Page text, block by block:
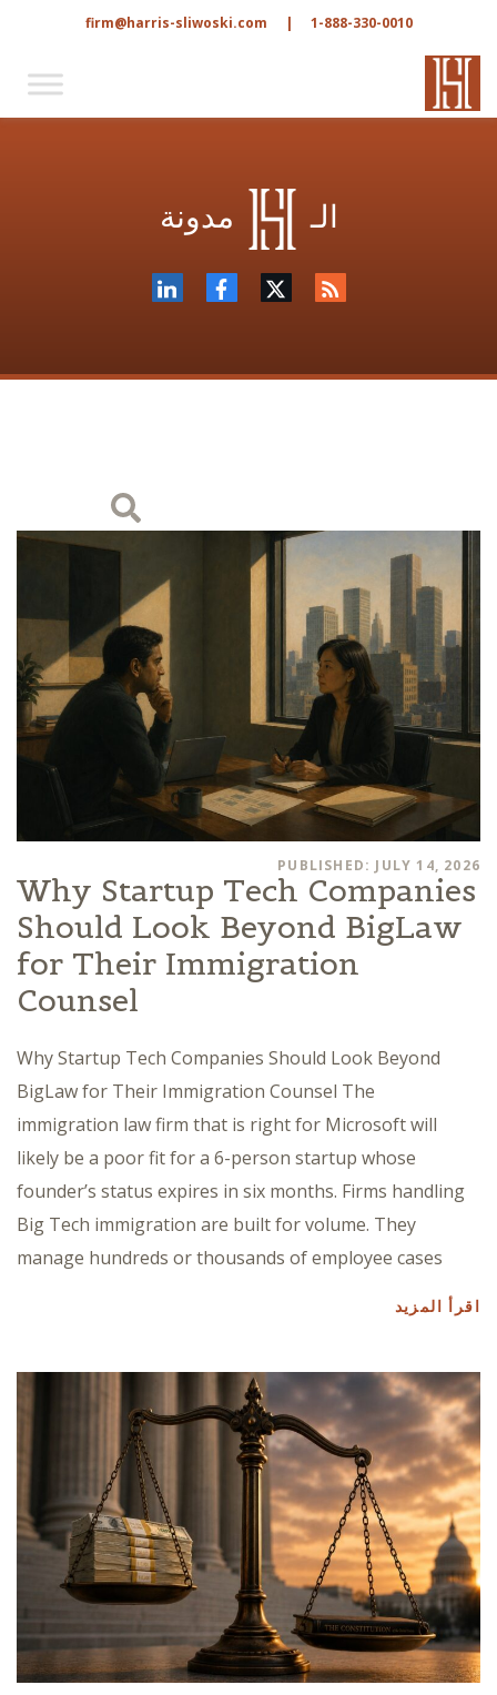
1-888-330-0010
|
firm@harris-sliwoski.com
الـ مدونة
PUBLISHED: JULY 14, 2026
Why Startup Tech Companies
Should Look Beyond BigLaw
for Their Immigration
Counsel
Why Startup Tech Companies Should Look Beyond
BigLaw for Their Immigration Counsel The
immigration law firm that is right for Microsoft will
likely be a poor fit for a 6-person startup whose
founder’s status expires in six months. Firms handling
Big Tech immigration are built for volume. They
manage hundreds or thousands of employee cases
اقرأ المزيد